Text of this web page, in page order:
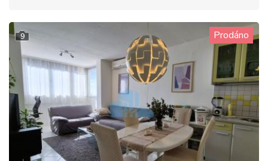
9 Prodáno